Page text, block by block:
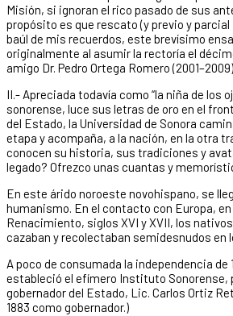
Misión, si ignoran el rico pasado de sus
propósito es que rescato (y previo y parcial
baúl de mis recuerdos, este brevísimo
originalmente al asumir la rectoría el
amigo Dr. Pedro Ortega Romero
II.- Apreciada todavía como “la niña de los
sonorense, luce sus letras de oro en el
del Estado, la Universidad de Sonora
etapa y acompaña, a la nación, en la otra
conocen su historia, sus tradiciones y
legado? Ofrezco unas cuantas y
En este árido noroeste novohispano, se
humanismo. En el contacto con Europa,
Renacimiento, siglos XVI y XVII, los
cazaban y recolectaban semidesnudos en
A poco de consumada la independencia de
estableció el efímero Instituto Sonorense,
gobernador del Estado, Lic. Carlos Ortiz
1883 como gobernador.)